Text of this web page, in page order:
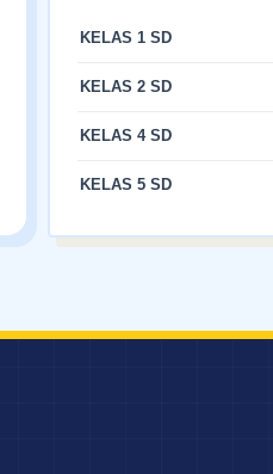
KELAS 1 SD
KELAS 2 SD
KELAS 4 SD
KELAS 5 SD